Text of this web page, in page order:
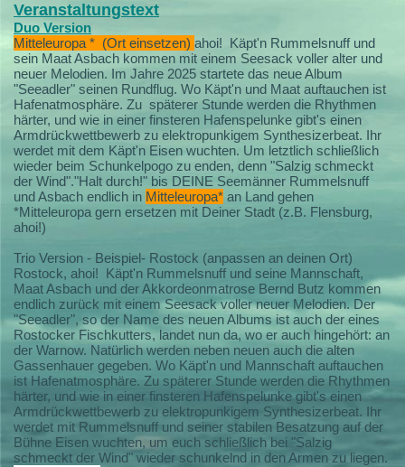
Veranstaltungstext
Duo Version
Mitteleuropa * (Ort einsetzen) ahoi! Käpt'n Rummelsnuff und
sein Maat Asbach kommen mit einem Seesack voller alter und
neuer Melodien. Im Jahre 2025 startete das neue Album
"Seeadler" seinen Rundflug. Wo Käpt'n und Maat auftauchen ist
Hafenatmosphäre. Zu späterer Stunde werden die Rhythmen
härter, und wie in einer finsteren Hafenspelunke gibt's einen
Armdrückwettbewerb zu elektropunkigem Synthesizerbeat. Ihr
werdet mit dem Käpt'n Eisen wuchten. Um letztlich schließlich
wieder beim Schunkelpogo zu enden, denn "Salzig schmeckt
der Wind"."Halt durch!" bis DEINE Seemänner Rummelsnuff
und Asbach endlich in Mitteleuropa* an Land gehen
*Mitteleuropa gern ersetzen mit Deiner Stadt (z.B. Flensburg,
ahoi!)
Trio Version - Beispiel- Rostock (anpassen an deinen Ort)
Rostock, ahoi! Käpt'n Rummelsnuff und seine Mannschaft,
Maat Asbach und der Akkordeonmatrose Bernd Butz kommen
endlich zurück mit einem Seesack voller neuer Melodien. Der
"Seeadler", so der Name des neuen Albums ist auch der eines
Rostocker Fischkutters, landet nun da, wo er auch hingehört: an
der Warnow. Natürlich werden neben neuen auch die alten
Gassenhauer gegeben. Wo Käpt'n und Mannschaft auftauchen
ist Hafenatmosphäre. Zu späterer Stunde werden die Rhythmen
härter, und wie in einer finsteren Hafenspelunke gibt's einen
Armdrückwettbewerb zu elektropunkigem Synthesizerbeat. Ihr
werdet mit Rummelsnuff und seiner stabilen Besatzung auf der
Bühne Eisen wuchten, um euch schließlich bei "Salzig
schmeckt der Wind" wieder schunkelnd in den Armen zu liegen.